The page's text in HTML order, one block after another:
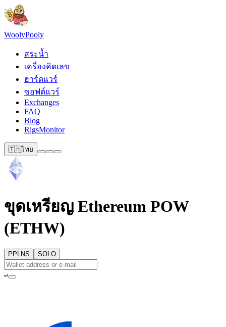
WoolyPooly
สระน้ำ
เครื่องคิดเลข
ฮาร์ดแวร์
ซอฟต์แวร์
Exchanges
FAQ
Blog
RigsMonitor
🇹🇭ไทย
ขุดเหรียญ Ethereum POW
(ETHW)
PPLNS SOLO
↵